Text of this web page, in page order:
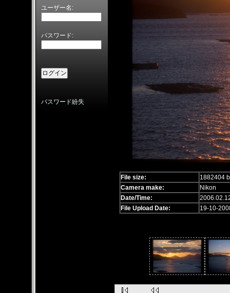
File size:
1882404
Camera make:
Nikon
Date/Time:
File Upload Date:
19-10-
ユーザー名:
パスワード:
パスワード紛失